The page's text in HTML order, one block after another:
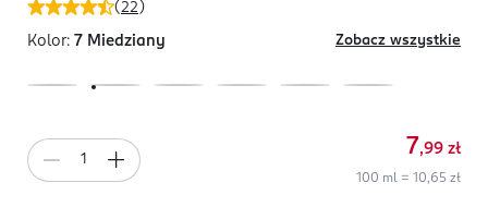
(22 )
Kolor: 7 Miedziany Zobacz wszystkie
7,99 zł
100 ml = 10,65 zł